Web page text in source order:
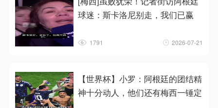
球迷：斯卡洛尼别走，我们已赢
1791 2026-07-21
【世界杯】小罗：阿根廷的团结精
神十分动人，他们还有梅西一锤定